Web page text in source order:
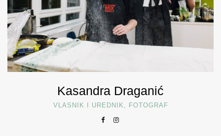
Kasandra Draganić
VLASNIK I UREDNIK, FOTOGRAF